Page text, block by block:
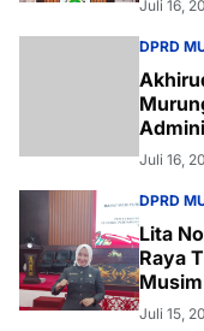
Juli 16,
DPRD
Juli 16,
DPRD
Lita
Raya
Juli 15,